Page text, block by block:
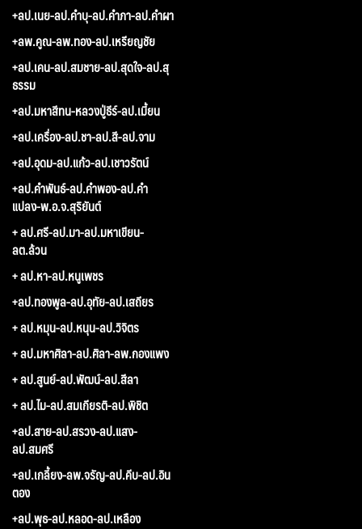
+ลป.เนย-ลป.คำบุ-ลป.คำภา-ลป.คำผา
+ลพ.คูณ-ลพ.ทอง-ลป.เหรียญชัย
+ลป.เคน-ลป.สมชาย-ลป.สุดใจ-ลป.สุ
ธรรม
+ลป.มหาสีทน-หลวงปู่ธีร์-ลป.เมี้ยน
+ลป.เครื่อง-ลป.ชา-ลป.สี-ลป.จาม
+ลป.อุดม-ลป.แก้ว-ลป.เชาวรัตน์
+ลป.คำพันธ์-ลป.คำพอง-ลป.คำ
แปลง-พ.อ.จ.สุริยันต์
+ ลป.ศรี-ลป.มา-ลป.มหาเขียน-
ลต.ล้วน
+ ลป.หา-ลป.หนูเพชร
+ลป.ทองพูล-ลป.อุทัย-ลป.เสถียร
+ ลป.หมุน-ลป.หนุน-ลป.วิจิตร
+ ลป.มหาศิลา-ลป.ศิลา-ลพ.กองแพง
+ ลป.สูนย์-ลป.พัฒน์-ลป.สีลา
+ ลป.ไม-ลป.สมเกียรติ-ลป.พิชิต
+ลป.สาย-ลป.สรวง-ลป.แสง-
ลป.สมศรี
+ลป.เกลี้ยง-ลพ.จรัญ-ลป.คีบ-ลป.อิน
ตอง
+ลป.พุธ-ลป.หลอด-ลป.เหลือง